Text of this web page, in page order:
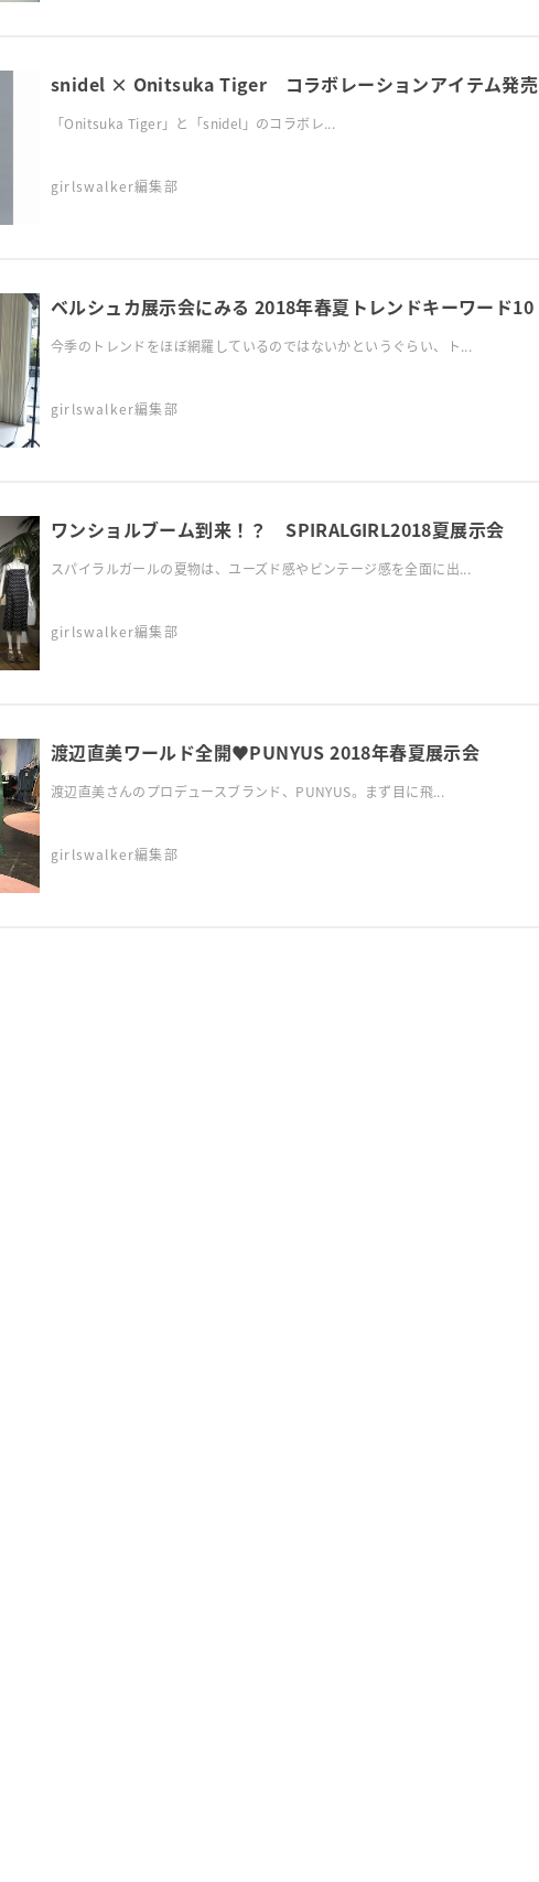
snidel × Onitsuka Tiger コラボレーションアイテム発売
「Onitsuka Tiger」と「snidel」のコラボレ...
girlswalker編集部
ベルシュカ展示会にみる 2018年春夏トレンドキーワード10
今季のトレンドをほぼ網羅しているのではないかというぐらい、ト...
girlswalker編集部
ワンショルブーム到来！？ SPIRALGIRL2018夏展示会
スパイラルガールの夏物は、ユーズド感やビンテージ感を全面に出...
girlswalker編集部
渡辺直美ワールド全開♥PUNYUS 2018年春夏展示会
渡辺直美さんのプロデュースブランド、PUNYUS。まず目に飛...
girlswalker編集部